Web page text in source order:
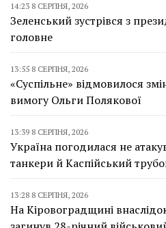
14:23 8 СЕРПНЯ, 2026
Зеленський зустрівся з
головне
13:55 8 СЕРПНЯ, 2026
«Суспільне» відмовилося
вимогу Ольги Полякової
13:39 8 СЕРПНЯ, 2026
Україна погодилася не
танкери й Каспійський
13:28 8 СЕРПНЯ, 2026
На Кіровоградщині